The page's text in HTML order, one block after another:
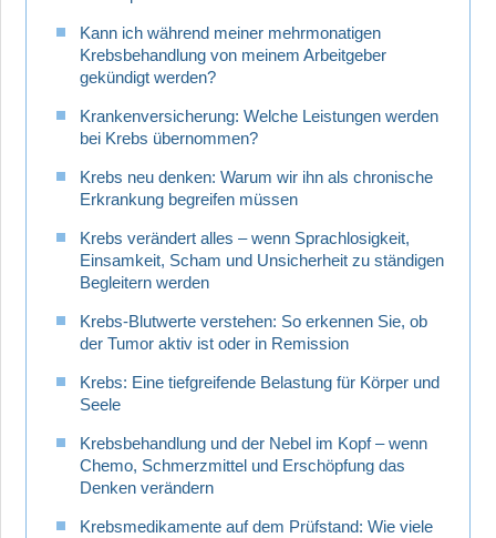
Kann ich während meiner mehrmonatigen
Krebsbehandlung von meinem Arbeitgeber
gekündigt werden?
Krankenversicherung: Welche Leistungen werden
bei Krebs übernommen?
Krebs neu denken: Warum wir ihn als chronische
Erkrankung begreifen müssen
Krebs verändert alles – wenn Sprachlosigkeit,
Einsamkeit, Scham und Unsicherheit zu ständigen
Begleitern werden
Krebs-Blutwerte verstehen: So erkennen Sie, ob
der Tumor aktiv ist oder in Remission
Krebs: Eine tiefgreifende Belastung für Körper und
Seele
Krebsbehandlung und der Nebel im Kopf – wenn
Chemo, Schmerzmittel und Erschöpfung das
Denken verändern
Krebsmedikamente auf dem Prüfstand: Wie viele